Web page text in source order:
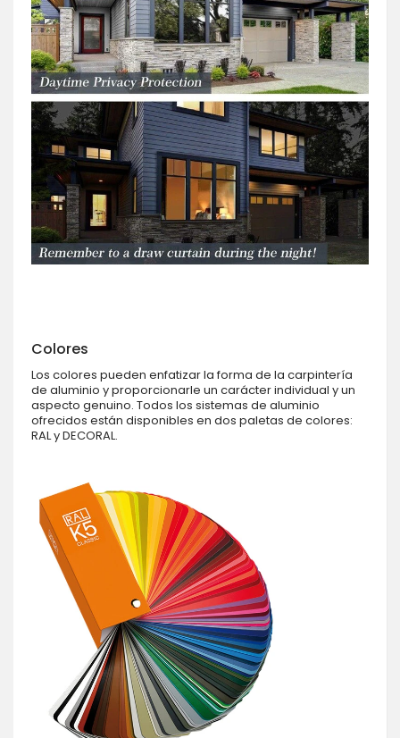
Colores
Los colores pueden enfatizar la forma de la carpintería
de aluminio y proporcionarle un carácter individual y un
aspecto genuino. Todos los sistemas de aluminio
ofrecidos están disponibles en dos paletas de colores:
RAL y DECORAL.